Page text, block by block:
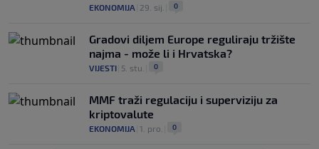
EKONOMIJA 29. sij. 0
Gradovi diljem Europe reguliraju tržište
najma - može li i Hrvatska?
VIJESTI 5. stu. 0
MMF traži regulaciju i superviziju za
kriptovalute
EKONOMIJA 1. pro. 0